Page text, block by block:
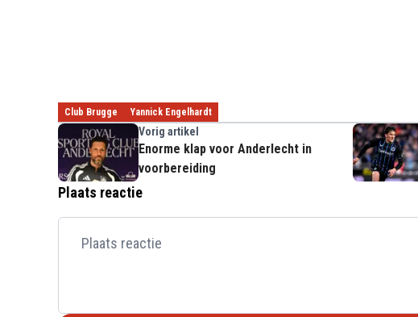
Club Brugge Yannick Engelhardt
Vorig artikel
Enorme klap voor Anderlecht in
voorbereiding
Plaats reactie